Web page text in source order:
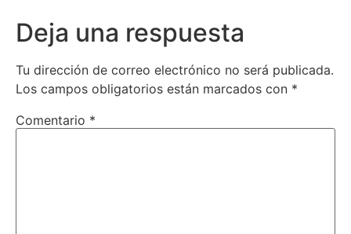
Deja una respuesta
Tu dirección de correo electrónico no será publicada.
Los campos obligatorios están marcados con *
Comentario *